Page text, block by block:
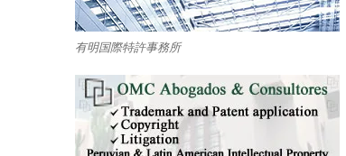
有明国際特許事務所